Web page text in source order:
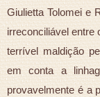
Giulietta Tolomei e
irreconciliável entre
terrível maldição
em conta a
provavelmente é a